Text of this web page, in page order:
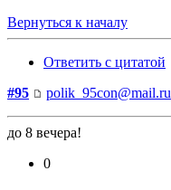
Вернуться к началу
Ответить с цитатой
#95
polik_95con@mail.ru
до 8 вечера!
0